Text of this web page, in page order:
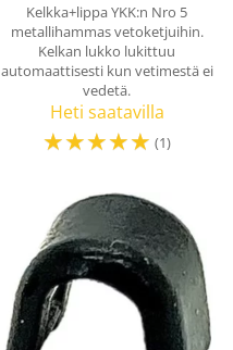
Kelkka+lippa YKK:n Nro 5
metallihammas vetoketjuihin.
Kelkan lukko lukittuu
automaattisesti kun vetimestä ei
vedetä.
Heti saatavilla
☆☆☆☆☆ (1)